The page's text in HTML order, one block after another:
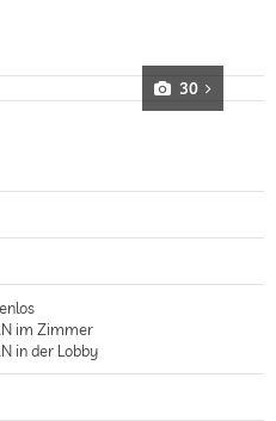
30
im Zimmer
in der Lobby